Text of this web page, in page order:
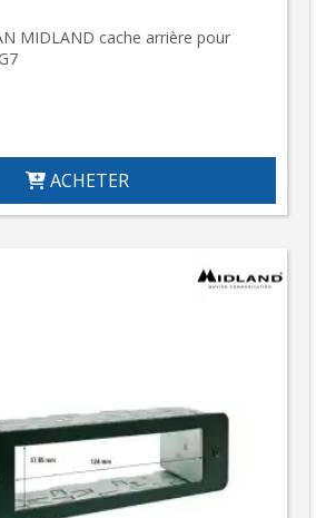
MIDLAND cache arrière pour
ACHETER